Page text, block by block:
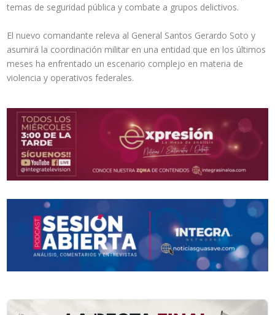
temas de seguridad pública y combate a grupos delictivos.
El nuevo comandante releva al General Santos Gerardo Soto y
asumirá la coordinación militar en una entidad que en los últimos
meses ha enfrentado un escenario complejo en materia de
violencia y operativos federales.